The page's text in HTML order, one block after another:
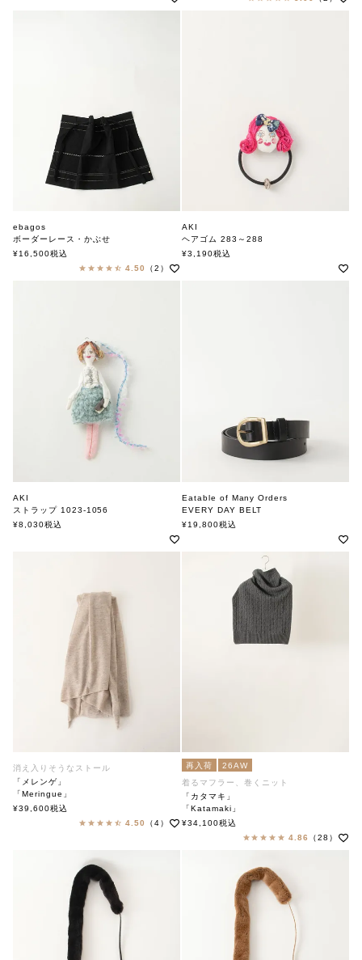
ebagos
ボーダーレース・かぶせ
エバゴス
¥16,500税込
4.50
（2）
AKI
ヘアゴム 283～288
アキ
¥3,190税込
AKI
ストラップ 1023-1056
アキ
¥8,030税込
Eatable of Many Orders
EVERY DAY BELT
エタブルオブメニーオーダーズ
¥19,800税込
消え入りそうなストール
「メレンゲ」
「Meringue」
soutiencollar（ステンカラー）
¥39,600税込
4.50
（4）
再入荷
26AW
着るマフラー、巻くニット
「カタマキ」
「Katamaki」
soutiencollar（ステンカラー）
¥34,100税込
4.86
（28）